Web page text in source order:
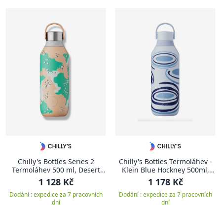
Chilly's Bottles Series 2
Termoláhev 500 ml, Desert
Camo Orange
1 128 Kč
Dodání : expedice za 7 pracovních
dní
Chilly's Bottles Termoláhev -
Klein Blue Hockney 500ml,
edice House Of Sunny/Series
2
1 178 Kč
Dodání : expedice za 7 pracovních
dní